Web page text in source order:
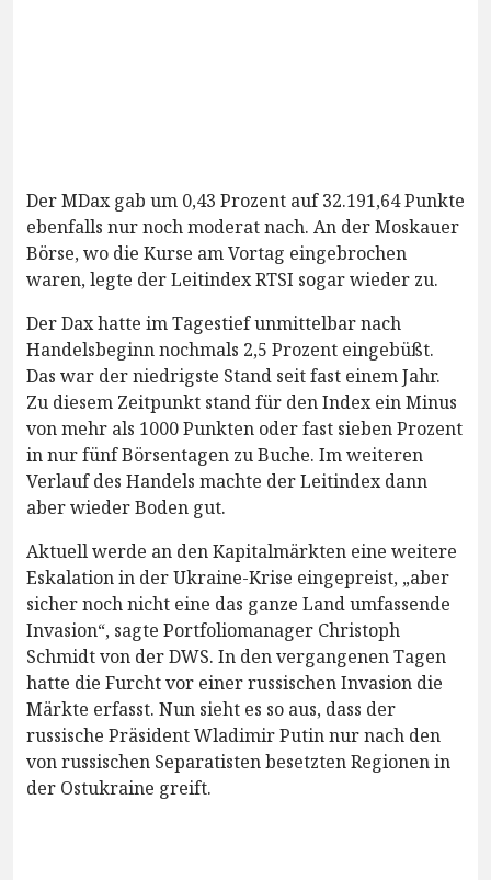
Der MDax gab um 0,43 Prozent auf 32.191,64 Punkte
ebenfalls nur noch moderat nach. An der Moskauer
Börse, wo die Kurse am Vortag eingebrochen
waren, legte der Leitindex RTSI sogar wieder zu.
Der Dax hatte im Tagestief unmittelbar nach
Handelsbeginn nochmals 2,5 Prozent eingebüßt.
Das war der niedrigste Stand seit fast einem Jahr.
Zu diesem Zeitpunkt stand für den Index ein Minus
von mehr als 1000 Punkten oder fast sieben Prozent
in nur fünf Börsentagen zu Buche. Im weiteren
Verlauf des Handels machte der Leitindex dann
aber wieder Boden gut.
Aktuell werde an den Kapitalmärkten eine weitere
Eskalation in der Ukraine-Krise eingepreist, „aber
sicher noch nicht eine das ganze Land umfassende
Invasion“, sagte Portfoliomanager Christoph
Schmidt von der DWS. In den vergangenen Tagen
hatte die Furcht vor einer russischen Invasion die
Märkte erfasst. Nun sieht es so aus, dass der
russische Präsident Wladimir Putin nur nach den
von russischen Separatisten besetzten Regionen in
der Ostukraine greift.